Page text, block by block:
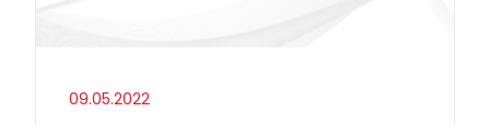
09.05.2022